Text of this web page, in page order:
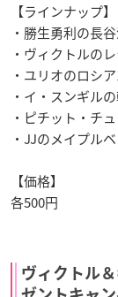
【ラインナップ】
・勝生勇利の長
・ヴィクトルの
・ユリオのロシ
・イ・スンギル
・ピチット・チ
・JJのメイプル
【価格】
各500円
ヴィクトル